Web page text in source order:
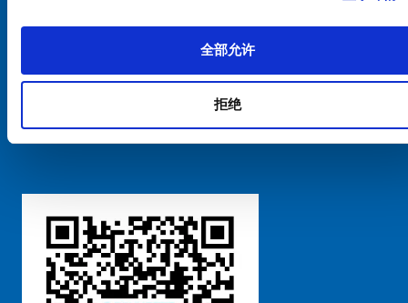
全部允许
拒绝
粤ICP备 2021170698号